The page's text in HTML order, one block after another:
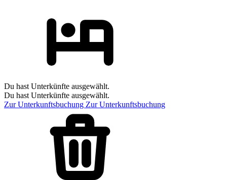
Du hast Unterkünfte ausgewählt.
Du hast Unterkünfte ausgewählt.
Zur Unterkunftsbuchung Zur Unterkunftsbuchung